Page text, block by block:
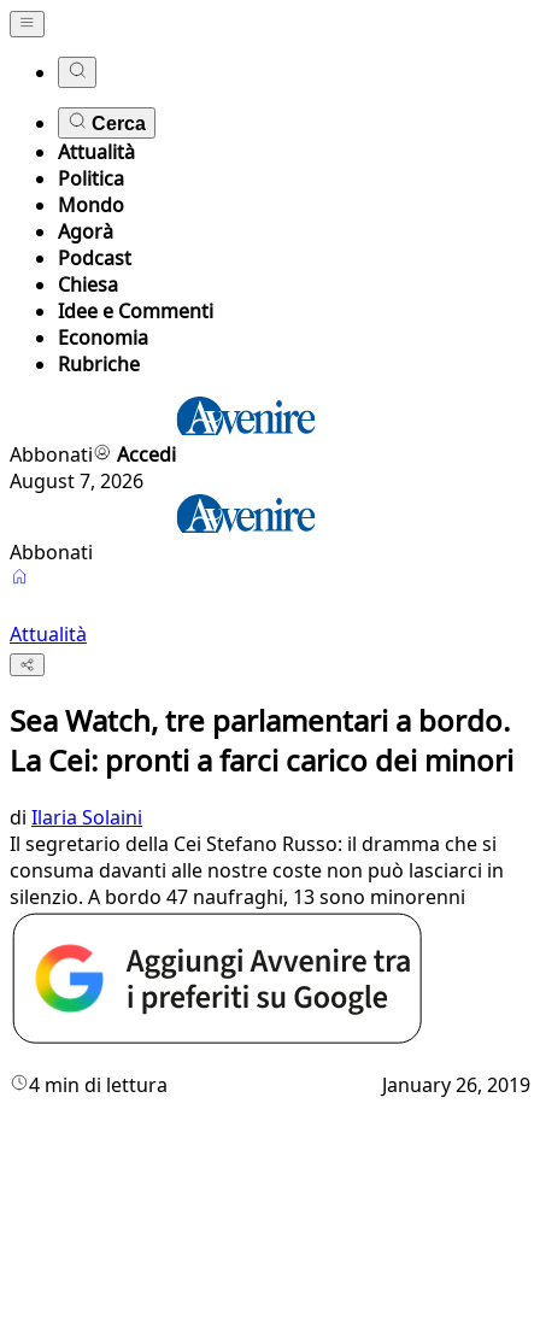
Cerca
Attualità
Politica
Mondo
Agorà
Podcast
Chiesa
Idee e Commenti
Economia
Rubriche
Abbonati
Accedi
August 7, 2026
Abbonati
Attualità
Sea Watch, tre parlamentari a bordo.
La Cei: pronti a farci carico dei minori
di Ilaria Solaini
Il segretario della Cei Stefano Russo: il dramma che si
consuma davanti alle nostre coste non può lasciarci in
silenzio. A bordo 47 naufraghi, 13 sono minorenni
4 min di lettura January 26, 2019